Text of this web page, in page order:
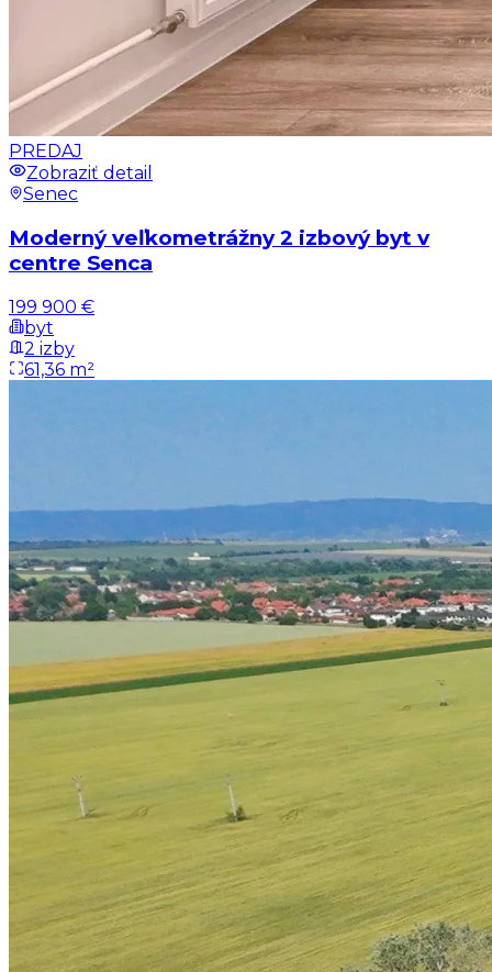
PREDAJ
Zobraziť detail
Senec
Moderný veľkometrážny 2 izbový byt v
centre Senca
199 900 €
byt
2 izby
61,36 m²